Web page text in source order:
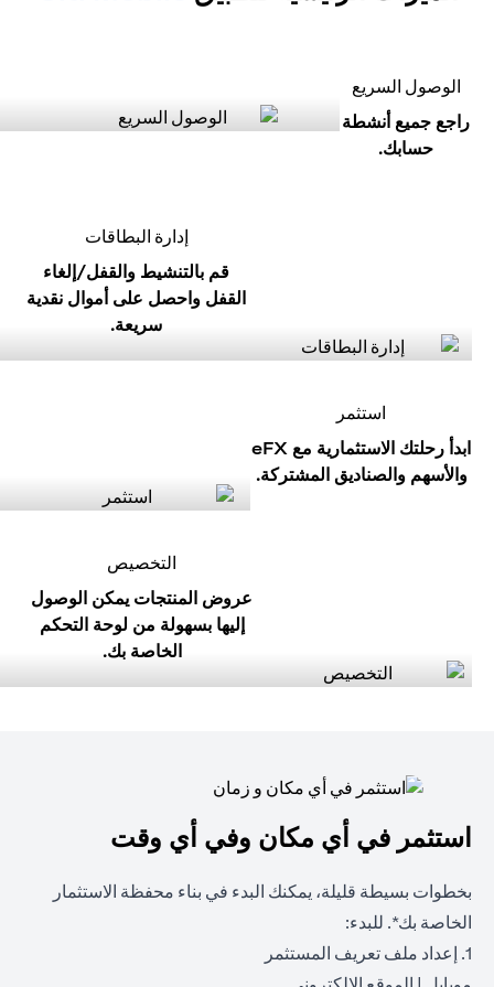
الوصول السريع
راجع جميع أنشطة
حسابك.
إدارة البطاقات
قم بالتنشيط والقفل/إلغاء
القفل واحصل على أموال نقدية
سريعة.
استثمر
ابدأ رحلتك الاستثمارية مع eFX
والأسهم والصناديق المشتركة.
التخصيص
عروض المنتجات يمكن الوصول
إليها بسهولة من لوحة التحكم
الخاصة بك.
استثمر في أي مكان وفي أي وقت
بخطوات بسيطة قليلة، يمكنك البدء في بناء محفظة الاستثمار
الخاصة بك*. للبدء:
1. إعداد ملف تعريف المستثمر